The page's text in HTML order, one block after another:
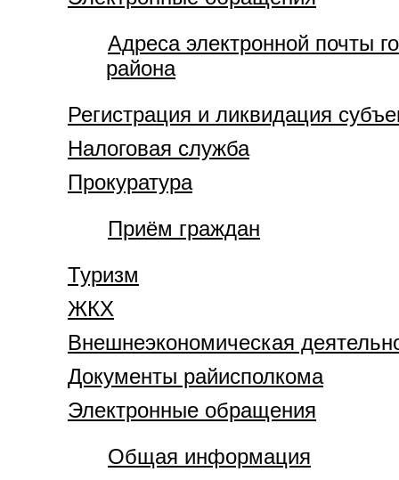
Адреса электронной почты
района
Регистрация и ликвидация
Налоговая служба
Прокуратура
Приём граждан
Туризм
ЖКХ
Внешнеэкономическая
Документы райисполкома
Электронные обращения
Общая информация